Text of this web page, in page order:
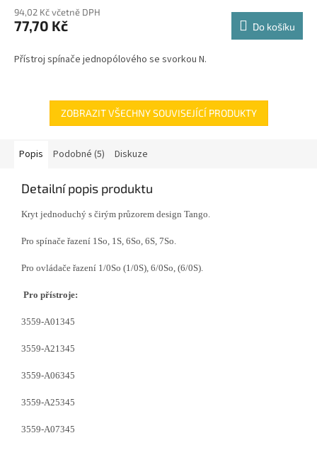
94,02 Kč včetně DPH
77,70 Kč Do košíku
Přístroj spínače jednopólového se svorkou N.
ZOBRAZIT VŠECHNY SOUVISEJÍCÍ PRODUKTY
Popis Podobné (5) Diskuze
Detailní popis produktu
Kryt jednoduchý s čirým průzorem design Tango.
Pro spínače řazení 1So, 1S, 6So, 6S, 7So.
Pro ovládače řazení 1/0So (1/0S), 6/0So, (6/0S).
Pro přístroje:
3559-A01345
3559-A21345
3559-A06345
3559-A25345
3559-A07345